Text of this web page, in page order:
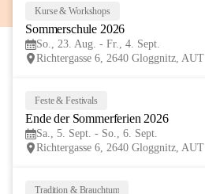
Kurse & Workshops
Sommerschule 2026
So., 23. Aug. - Fr., 4. Sept.
Richtergasse 6, 2640 Gloggnitz, AUT
Feste & Festivals
Ende der Sommerferien 2026
Sa., 5. Sept. - So., 6. Sept.
Richtergasse 6, 2640 Gloggnitz, AUT
Tradition & Brauchtum